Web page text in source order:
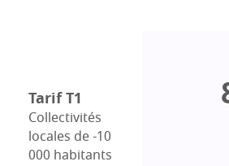
Tarif T1
Collectivités
locales de -10
000 habitants